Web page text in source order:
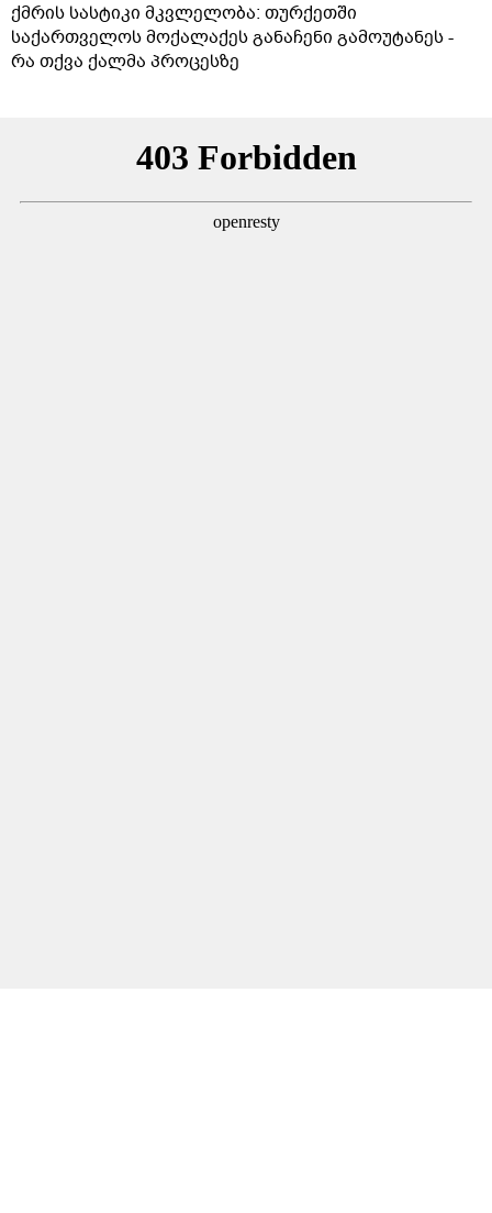
ქმრის სასტიკი მკვლელობა: თურქეთში
საქართველოს მოქალაქეს განაჩენი გამოუტანეს -
რა თქვა ქალმა პროცესზე